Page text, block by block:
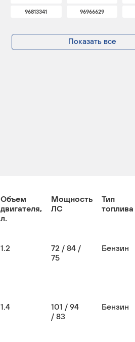
96813341 96966629
Показать все
Объем
двигателя,
л.
Мощность
ЛС
Тип
топлива
1.2
72 / 84 /
75
Бензин
1.4
101 / 94
/ 83
Бензин